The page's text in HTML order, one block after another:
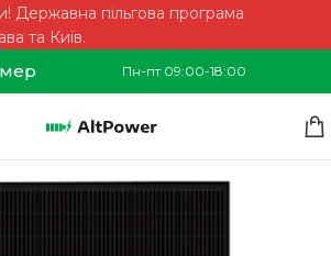
Державна пільгова програма
та Київ.
Пн-пт 09:00-18:00